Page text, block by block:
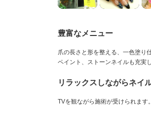
豊富なメニュー
爪の長さと形を整える、一色塗り
ペイント、ストーンネイルも充実
リラックスしながらネイ
TVを観ながら施術が受けられます